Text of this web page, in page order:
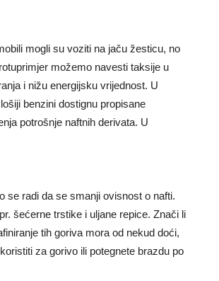
mogli su voziti na jaču žesticu, no
možemo navesti taksije u
i nižu energijsku vrijednost. U
benzini dostignu propisane
potrošnje naftnih derivata. U
se radi da se smanji ovisnost o nafti.
šećerne trstike i uljane repice. Znači li
tih goriva mora od nekud doći,
za gorivo ili potegnete brazdu po